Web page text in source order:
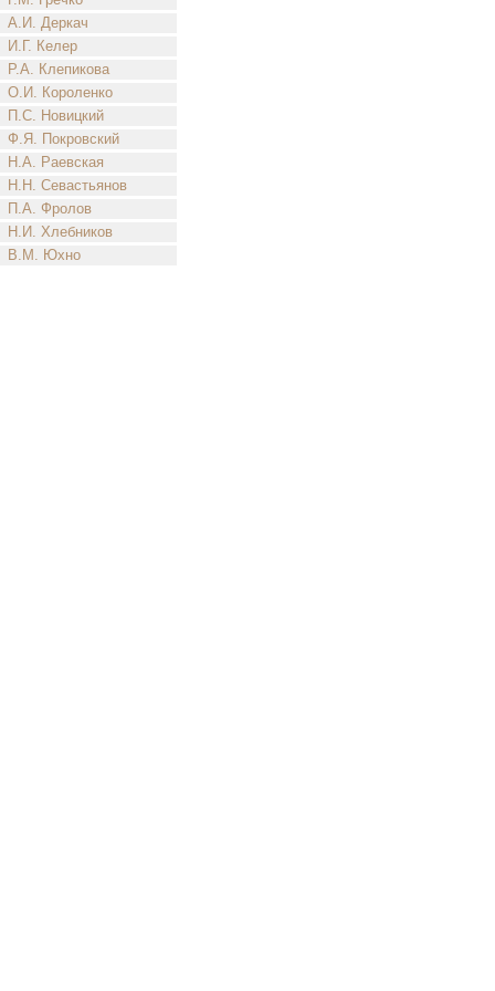
А.И. Деркач
И.Г. Келер
Р.А. Клепикова
О.И. Короленко
П.С. Новицкий
Ф.Я. Покровский
Н.А. Раевская
Н.Н. Севастьянов
П.А. Фролов
Н.И. Хлебников
В.М. Юхно